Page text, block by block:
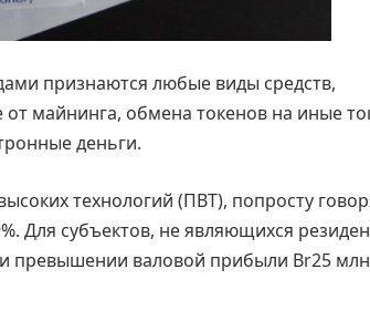
признаются любые виды средств,
майнинга, обмена токенов на иные
деньги.
технологий (ПВТ), попросту
Для субъектов, не являющихся
превышении валовой прибыли Br25